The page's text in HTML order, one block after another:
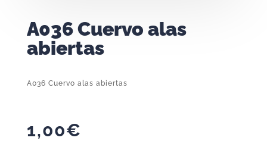
A036 Cuervo alas
abiertas
A036 Cuervo alas abiertas
1,00€